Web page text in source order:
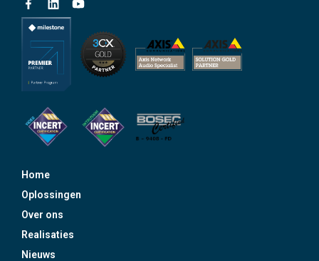
Home
Oplossingen
Over ons
Realisaties
Nieuws